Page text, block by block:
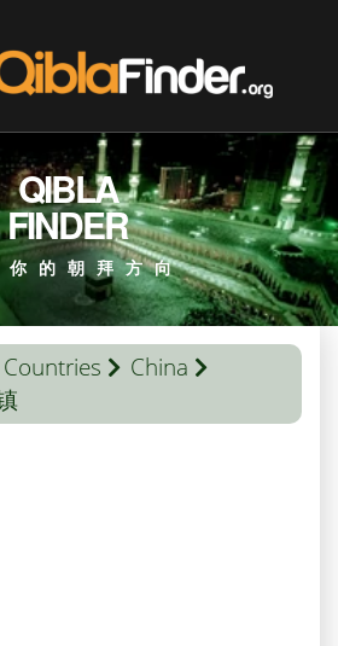
QIBLA
FINDER
你的朝拜方向
Countries
China